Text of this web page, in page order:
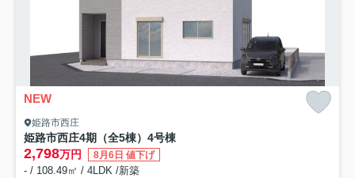
NEW
姫路市西庄
姫路市西庄4期（全5棟）4号棟
2,798万円 8月6日 値下げ
- / 108.49㎡ / 4LDK /新築